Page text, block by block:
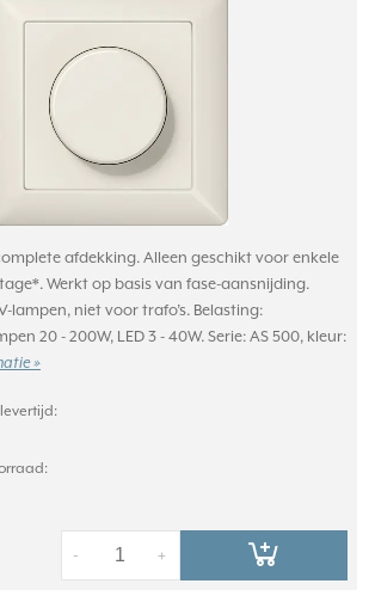
afdekking. Alleen geschikt voor enkele
Werkt op basis van fase-aansnijding.
lampen, niet voor trafo’s. Belasting:
20 - 200W, LED 3 - 40W. Serie: AS 500, kleur:
»
+
-